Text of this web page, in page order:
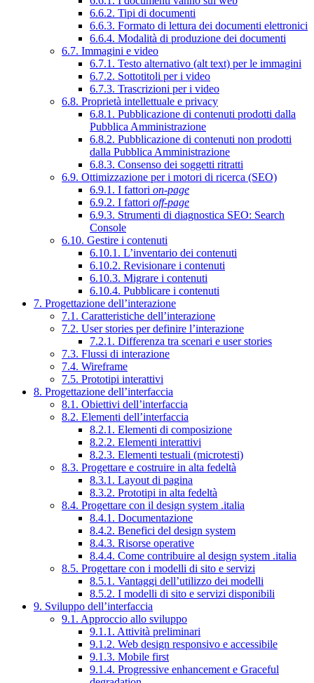
6.6.2. Tipi di documenti
6.6.3. Formato di lettura dei documenti elettronici
6.6.4. Modalità di produzione dei documenti
6.7. Immagini e video
6.7.1. Testo alternativo (alt text) per le immagini
6.7.2. Sottotitoli per i video
6.7.3. Trascrizioni per i video
6.8. Proprietà intellettuale e privacy
6.8.1. Pubblicazione di contenuti prodotti dalla
Pubblica Amministrazione
6.8.2. Pubblicazione di contenuti non prodotti
dalla Pubblica Amministrazione
6.8.3. Consenso dei soggetti ritratti
6.9. Ottimizzazione per i motori di ricerca (SEO)
6.9.1. I fattori on-page
6.9.2. I fattori off-page
6.9.3. Strumenti di diagnostica SEO: Search
Console
6.10. Gestire i contenuti
6.10.1. L’inventario dei contenuti
6.10.2. Revisionare i contenuti
6.10.3. Migrare i contenuti
6.10.4. Pubblicare i contenuti
7. Progettazione dell’interazione
7.1. Caratteristiche dell’interazione
7.2. User stories per definire l’interazione
7.2.1. Differenza tra scenari e user stories
7.3. Flussi di interazione
7.4. Wireframe
7.5. Prototipi interattivi
8. Progettazione dell’interfaccia
8.1. Obiettivi dell’interfaccia
8.2. Elementi dell’interfaccia
8.2.1. Elementi di composizione
8.2.2. Elementi interattivi
8.2.3. Elementi testuali (microtesti)
8.3. Progettare e costruire in alta fedeltà
8.3.1. Layout di pagina
8.3.2. Prototipi in alta fedeltà
8.4. Progettare con il design system .italia
8.4.1. Documentazione
8.4.2. Benefici del design system
8.4.3. Risorse operative
8.4.4. Come contribuire al design system .italia
8.5. Progettare con i modelli di sito e servizi
8.5.1. Vantaggi dell’utilizzo dei modelli
8.5.2. I modelli di sito e servizi disponibili
9. Sviluppo dell’interfaccia
9.1. Approccio allo sviluppo
9.1.1. Attività preliminari
9.1.2. Web design responsivo e accessibile
9.1.3. Mobile first
9.1.4. Progressive enhancement e Graceful